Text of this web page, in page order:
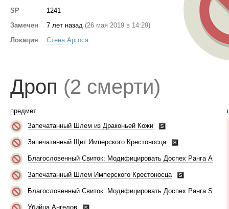
SP
1241
Замечен
7 лет назад (26 мая 2019 в 14:29)
Локация
Стена Аргоса
Дроп (2 смерти)
предмет
Запечатанный Шлем из Драконьей Кожи
Запечатанный Щит Имперского Крестоносца
Благословенный Свиток: Модифицировать Доспех Ранга A
Запечатанный Шлем Имперского Крестоносца
Благословенный Свиток: Модифицировать Доспех Ранга S
Убийца Ангелов